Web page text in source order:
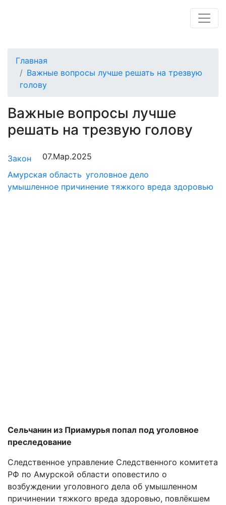
Главная
Важные вопросы лучше решать на трезвую
голову
Важные вопросы лучше
решать на трезвую голову
Закон
07.Мар.2025
Амурская область уголовное дело
умышленное причинение тяжкого вреда здоровью
Сельчанин из Приамурья попал под уголовное
преследование
Следственное управление Следственного комитета
РФ по Амурской области оповестило о
возбуждении уголовного дела об умышленном
причинении тяжкого вреда здоровью, повлёкшем